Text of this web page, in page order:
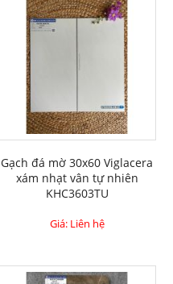
Gạch đá mờ 30x60 Viglacera
xám nhạt vân tự nhiên
KHC3603TU
Giá: Liên hệ